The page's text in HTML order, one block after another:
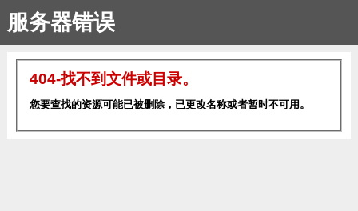
服务器错误
404-找不到文件或目录。
您要查找的资源可能已被删除，已更改名称或者暂时不可用。